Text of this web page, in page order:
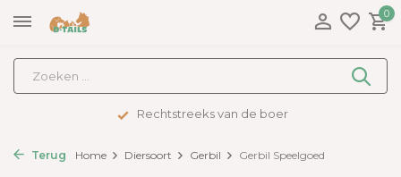
0
Advies op maat
Terug Home Diersoort Gerbil Gerbil Speelgoed